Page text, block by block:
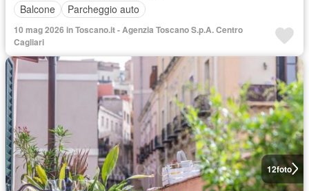
Balcone
Parcheggio auto
10 mag 2026 in Toscano.it - Agenzia Toscano S.p.A. Centro
Cagliari
12foto